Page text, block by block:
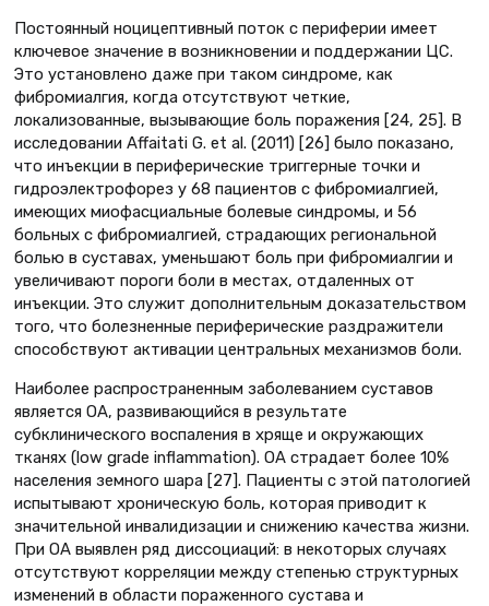
Постоянный ноцицептивный поток с периферии имеет
ключевое значение в возникновении и поддержании ЦС.
Это установлено даже при таком синдроме, как
фибромиалгия, когда отсутствуют четкие,
локализованные, вызывающие боль поражения [24, 25]. В
исследовании Affaitati G. et al. (2011) [26] было показано,
что инъекции в периферические триггерные точки и
гидроэлектрофорез у 68 пациентов с фибромиалгией,
имеющих миофасциальные болевые синдромы, и 56
больных с фибромиалгией, страдающих региональной
болью в суставах, уменьшают боль при фибромиалгии и
увеличивают пороги боли в местах, отдаленных от
инъекции. Это служит дополнительным доказательством
того, что болезненные периферические раздражители
способствуют активации центральных механизмов боли.
Наиболее распространенным заболеванием суставов
является ОА, развивающийся в результате
субклинического воспаления в хряще и окружающих
тканях (low grade inflammation). ОА страдает более 10%
населения земного шара [27]. Пациенты с этой патологией
испытывают хроническую боль, которая приводит к
значительной инвалидизации и снижению качества жизни.
При ОА выявлен ряд диссоциаций: в некоторых случаях
отсутствуют корреляции между степенью структурных
изменений в области пораженного сустава и